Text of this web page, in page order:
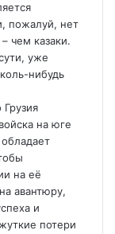
пожалуй, нет
чем казаки.
уже
нибудь
на юге
на её
авантюру,
и
потери